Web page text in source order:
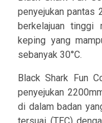
penyejukan pantas
berkelajuan tinggi
keping yang
sebanyak 30°C.
Black Shark Fun
penyejukan
di dalam badan